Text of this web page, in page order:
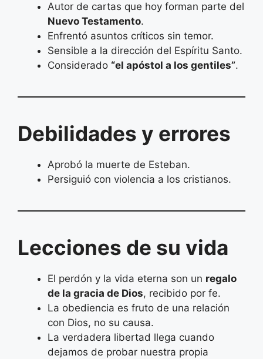
Autor de cartas que hoy forman parte del
Nuevo Testamento.
Enfrentó asuntos críticos sin temor.
Sensible a la dirección del Espíritu Santo.
Considerado “el apóstol a los gentiles”.
Debilidades y errores
Aprobó la muerte de Esteban.
Persiguió con violencia a los cristianos.
Lecciones de su vida
El perdón y la vida eterna son un regalo
de la gracia de Dios, recibido por fe.
La obediencia es fruto de una relación
con Dios, no su causa.
La verdadera libertad llega cuando
dejamos de probar nuestra propia